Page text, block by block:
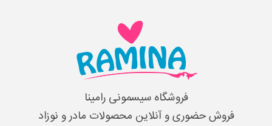
فروشگاه سیسمونی رامینا
فروش حضوری و آنلاین محصولات مادر و نوزاد